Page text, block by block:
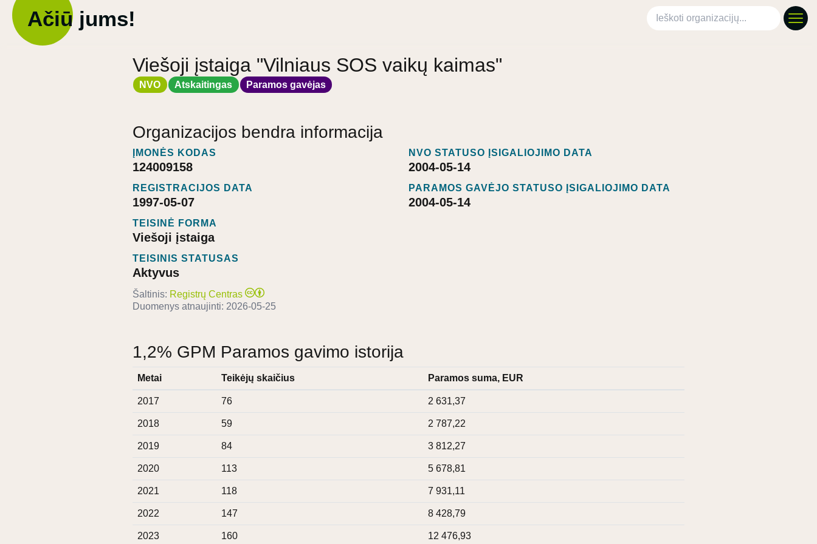
Ačiū jums! Ieškoti organizacijų
Viešoji įstaiga "Vilniaus SOS vaikų kaimas"
NVO Atskaitingas Paramos gavėjas
Organizacijos bendra informacija
ĮMONĖS KODAS
124009158
REGISTRACIJOS DATA
1997-05-07
TEISINĖ FORMA
Viešoji įstaiga
TEISINIS STATUSAS
Aktyvus
NVO STATUSO ĮSIGALIOJIMO DATA
2004-05-14
PARAMOS GAVĖJO STATUSO ĮSIGALIOJIMO DATA
2004-05-14
Šaltinis: Registrų Centras
Duomenys atnaujinti: 2026-05-25
1,2% GPM Paramos gavimo istorija
Metai Teikėjų skaičius Paramos suma, EUR
2017 76 2 631,37
2018 59 2 787,22
2019 84 3 812,27
2020 113 5 678,81
2021 118 7 931,11
2022 147 8 428,79
2023 160 12 476,93